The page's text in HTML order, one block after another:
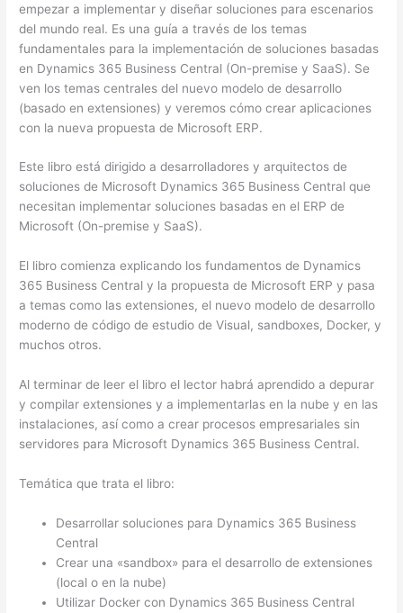
empezar a implementar y diseñar soluciones para escenarios
del mundo real. Es una guía a través de los temas
fundamentales para la implementación de soluciones basadas
en Dynamics 365 Business Central (On-premise y SaaS). Se
ven los temas centrales del nuevo modelo de desarrollo
(basado en extensiones) y veremos cómo crear aplicaciones
con la nueva propuesta de Microsoft ERP.
Este libro está dirigido a desarrolladores y arquitectos de
soluciones de Microsoft Dynamics 365 Business Central que
necesitan implementar soluciones basadas en el ERP de
Microsoft (On-premise y SaaS).
El libro comienza explicando los fundamentos de Dynamics
365 Business Central y la propuesta de Microsoft ERP y pasa
a temas como las extensiones, el nuevo modelo de desarrollo
moderno de código de estudio de Visual, sandboxes, Docker, y
muchos otros.
Al terminar de leer el libro el lector habrá aprendido a depurar
y compilar extensiones y a implementarlas en la nube y en las
instalaciones, así como a crear procesos empresariales sin
servidores para Microsoft Dynamics 365 Business Central.
Temática que trata el libro:
Desarrollar soluciones para Dynamics 365 Business
Central
Crear una «sandbox» para el desarrollo de extensiones
(local o en la nube)
Utilizar Docker con Dynamics 365 Business Central